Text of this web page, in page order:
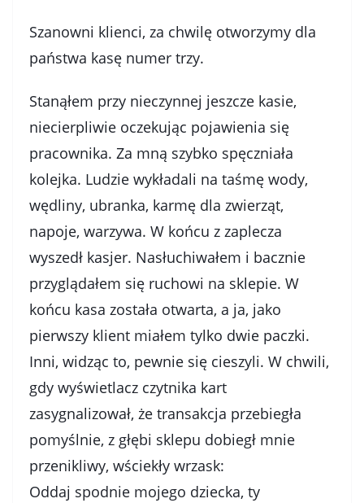
Szanowni klienci, za chwilę otworzymy dla
państwa kasę numer trzy.
Stanąłem przy nieczynnej jeszcze kasie,
niecierpliwie oczekując pojawienia się
pracownika. Za mną szybko spęczniała
kolejka. Ludzie wykładali na taśmę wody,
wędliny, ubranka, karmę dla zwierząt,
napoje, warzywa. W końcu z zaplecza
wyszedł kasjer. Nasłuchiwałem i bacznie
przyglądałem się ruchowi na sklepie. W
końcu kasa została otwarta, a ja, jako
pierwszy klient miałem tylko dwie paczki.
Inni, widząc to, pewnie się cieszyli. W chwili,
gdy wyświetlacz czytnika kart
zasygnalizował, że transakcja przebiegła
pomyślnie, z głębi sklepu dobiegł mnie
przenikliwy, wściekły wrzask:
Oddaj spodnie mojego dziecka, ty